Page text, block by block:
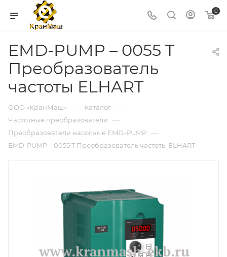
0
EMD-PUMP – 0055 T
Преобразователь
частоты ELHART
ООО «КранМаш» — Каталог —
Частотные преобразователи —
Преобразователи насосные EMD-PUMP —
EMD-PUMP – 0055 T Преобразователь частоты ELHART